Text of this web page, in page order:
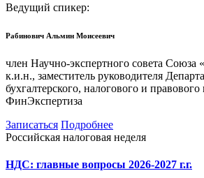
Ведущий спикер:
Рабинович Альмин Моисеевич
член Научно-экспертного совета
к.и.н., заместитель руководителя
бухгалтерского, налогового и правового
ФинЭкспертиза
Записаться Подробнее
Российская налоговая неделя
НДС: главные вопросы 2026-2027 г.г.